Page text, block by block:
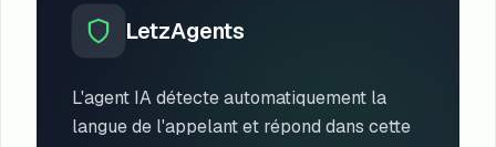
LetzAgents
L'agent IA détecte automatiquement la
langue de l'appelant et répond dans cette